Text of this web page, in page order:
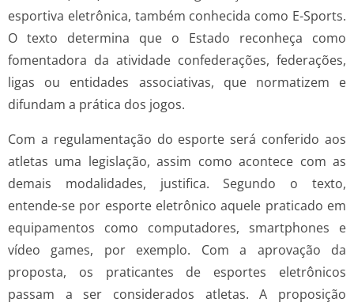
esportiva eletrônica, também conhecida como E-Sports.
O texto determina que o Estado reconheça como
fomentadora da atividade confederações, federações,
ligas ou entidades associativas, que normatizem e
difundam a prática dos jogos.
Com a regulamentação do esporte será conferido aos
atletas uma legislação, assim como acontece com as
demais modalidades, justifica. Segundo o texto,
entende-se por esporte eletrônico aquele praticado em
equipamentos como computadores, smartphones e
vídeo games, por exemplo. Com a aprovação da
proposta, os praticantes de esportes eletrônicos
passam a ser considerados atletas. A proposição